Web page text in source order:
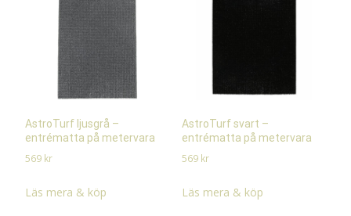
AstroTurf ljusgrå –
entrématta på metervara
569 kr
Läs mera & köp
AstroTurf svart –
entrématta på metervara
569 kr
Läs mera & köp